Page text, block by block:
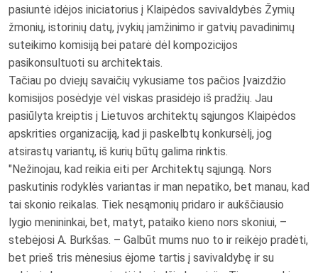
pasiuntė idėjos iniciatorius į Klaipėdos savivaldybės Žymių
žmonių, istorinių datų, įvykių įamžinimo ir gatvių pavadinimų
suteikimo komisiją bei patarė dėl kompozicijos
pasikonsultuoti su architektais.
Tačiau po dviejų savaičių vykusiame tos pačios Įvaizdžio
komisijos posėdyje vėl viskas prasidėjo iš pradžių. Jau
pasiūlyta kreiptis į Lietuvos architektų sąjungos Klaipėdos
apskrities organizaciją, kad ji paskelbtų konkursėlį, jog
atsirastų variantų, iš kurių būtų galima rinktis.
"Nežinojau, kad reikia eiti per Architektų sąjungą. Nors
paskutinis rodyklės variantas ir man nepatiko, bet manau, kad
tai skonio reikalas. Tiek nesąmonių pridaro ir aukščiausio
lygio menininkai, bet, matyt, pataiko kieno nors skoniui, –
stebėjosi A. Burkšas. – Galbūt mums nuo to ir reikėjo pradėti,
bet prieš tris mėnesius ėjome tartis į savivaldybę ir su